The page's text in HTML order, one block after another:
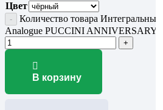
Цвет
Количество товара
Analogue PUCCINI ANNIVERSARY
В корзину